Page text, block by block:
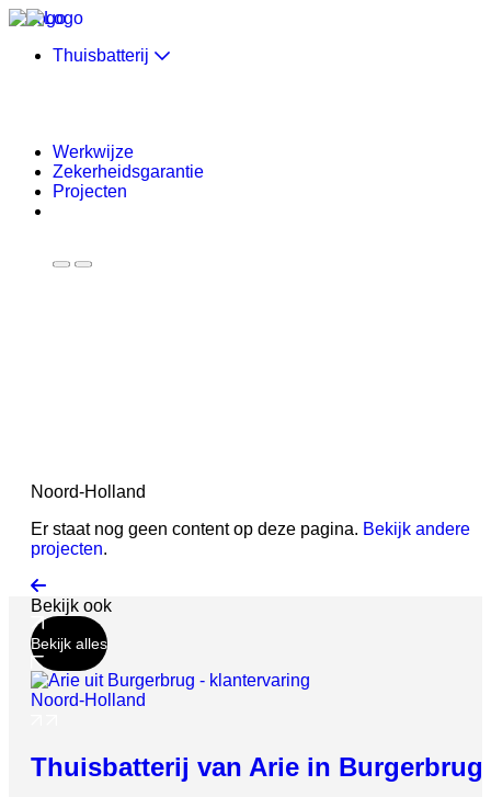
Skip to content
Thuisbatterij
Werkwijze
Zekerheidsgarantie
Projecten
Noord-Holland
Er staat nog geen content op deze pagina. Bekijk andere
projecten.
Bekijk ook
Bekijk alles
Noord-Holland
Thuisbatterij van Arie in Burgerbrug
Vrijheid geeft energie